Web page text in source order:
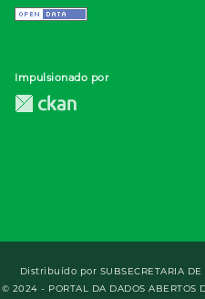
Impulsionado por
Distribuído por SUBSECRETARIA
© 2024 - PORTAL DA DADOS ABERTOS